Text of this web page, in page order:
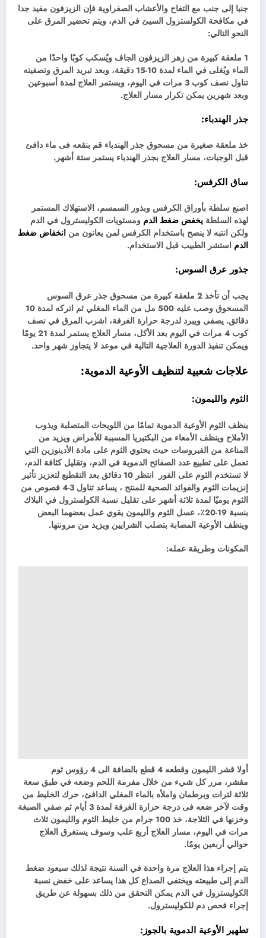
جنبا إلى جنب مع التفاح والأعشاب الصفراوية فإن الزيزفون مفيد جدا
في مكافحة الكولسترول السيئ في الدم، ويتم تحضير المرق على
النحو التالي:
1 ملعقة كبيرة من زهر الزيزفون الجاف ويُسكب كوبًا واحدًا من
الماء ويُغلى في الماء لمدة 10-15 دقيقة، وبعد تبريد المرق وتصفيته
تناول نصف كوب 3 مرات في اليوم، ويستمر العلاج لمدة أسبوعين
وبعد شهرين يمكن تكرار مسار العلاج.
جذر الهندباء:
خذ ملعقة صغيرة من مسحوق جذر الهندباء قم بنقعه فى ماء دافئ
قبل الوجبات، مسار العلاج بجذر الهندباء يستمر ستة أشهر.
ساق الكرفس:
اصنع سلطة بأوراق الكرفس وبذور السمسم، الاستهلاك المستمر
لهذه السلطة يخفض ضغط الدم ومستويات الكوليسترول في الدم
ولكن انتبه لا ينصح باستخدام الكرفس لمن يعانون من انخفاض ضغط
الدم استشر الطبيب قبل الاستخدام.
جذور عرق السوس:
يجب أن تأخذ 2 ملعقة كبيرة من مسحوق جذر عرق السوس
المسحوق وصب عليه 500 مل من الماء المغلي ثم اتركه لمدة 10
دقائق. يصفى ويبرد لدرجة حرارة الغرفة، اشرب المرق في نصف
كوب 4 مرات في اليوم بعد الأكل، مسار العلاج يستمر لمدة 21 يومًا
ويمكن تنفيذ الدورة العلاجية التالية في موعد لا يتجاوز شهر واحد.
علاجات شعبية لتنظيف الأوعية الدموية:
الثوم والليمون:
ينظف الثوم الأوعية الدموية تمامًا من اللويحات المتصلبة ويذوب
الأملاح وينظف الأمعاء من البكتيريا المسببة للأمراض ويزيد من
المناعة من الفيروسات حيث يحتوي الثوم على مادة الأدينوزين التي
تعمل على تطبيع عدد الصفائح الدموية في الدم، وتقليل كثافة الدم،
لا تستخدم الثوم على الفور انتظر 10 دقائق بعد التقطيع لتعزيز تأثير
إنزيمات الثوم والفوائد الصحية للمنتج ، يساعد تناول 3-4 فصوص من
الثوم يوميًا لمدة ثلاثة أشهر على تقليل نسبة الكولسترول في البلاك
بنسبة 19-20٪، عسل الثوم والليمون يقوي عمل بعضهما البعض
وينظف الأوعية المصابة بتصلب الشرايين ويزيد من مرونتها.
المكونات وطريقة عمله:
أولا قشر الليمون وقطعه 4 قطع بالضافة الى 4 رؤوس ثوم
مقشر، مرر كل شيء من خلال مفرمة اللحم وضعه في طبق سعة
ثلاثة لترات وبرطمان واملأه بالماء المغلي الدافئ، حرك الخليط من
وقت لآخر ضعه فى درجة حرارة الغرفة لمدة 3 أيام ثم صفي الصبغة
وخزنها في الثلاجة، خذ 100 جرام من خليط الثوم والليمون ثلاث
مرات في اليوم، مسار العلاج أربع علب وسوف يستغرق العلاج
حوالي أربعين يومًا.
يتم إجراء هذا العلاج مرة واحدة في السنة نتيجة لذلك سيعود ضغط
الدم إلى طبيعته ويختفي الصداع كل هذا يساعد على خفض نسبة
الكوليسترول في الدم يمكن التحقق من ذلك بسهولة عن طريق
إجراء فحص دم للكوليسترول.
تطهير الأوعية الدموية بالجوز: